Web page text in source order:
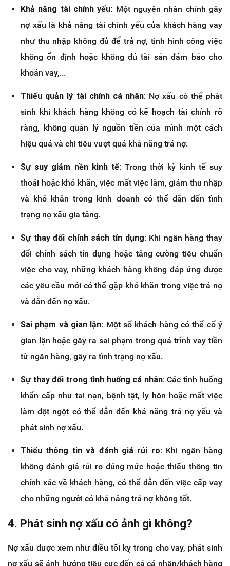
Khả năng tài chính yếu: Một nguyên nhân chính gây
nợ xấu là khả năng tài chính yếu của khách hàng vay
như thu nhập không đủ để trả nợ, tình hình công việc
không ổn định hoặc không đủ tài sản đảm bảo cho
khoản vay,...
Thiếu quản lý tài chính cá nhân: Nợ xấu có thể phát
sinh khi khách hàng không có kế hoạch tài chính rõ
ràng, không quản lý nguồn tiền của mình một cách
hiệu quả và chi tiêu vượt quá khả năng trả nợ.
Sự suy giảm nền kinh tế:Trong thời kỳ kinh tế suy
thoái hoặc khó khăn, việc mất việc làm, giảm thu nhập
và khó khăn trong kinh doanh có thể dẫn đến tình
trạng nợ xấu gia tăng.
Sự thay đổi chính sách tín dụng:Khi ngân hàng thay
đổi chính sách tín dụng hoặc tăng cường tiêu chuẩn
việc cho vay, những khách hàng không đáp ứng được
các yêu cầu mới có thể gặp khó khăn trong việc trả nợ
và dẫn đến nợ xấu.
Sai phạm và gian lận: Một số khách hàng có thể cố ý
gian lận hoặc gây ra sai phạm trong quá trình vay tiền
từ ngân hàng, gây ra tình trạng nợ xấu.
Sự thay đổi trong tình huống cá nhân:Các tình huống
khẩn cấp như tai nạn, bệnh tật, ly hôn hoặc mất việc
làm đột ngột có thể dẫn đến khả năng trả nợ yếu và
phát sinh nợ xấu.
Thiếu thông tin và đánh giá rủi ro: Khi ngân hàng
không đánh giá rủi ro đúng mức hoặc thiếu thông tin
chính xác về khách hàng, có thể dẫn đến việc cấp vay
cho những người có khả năng trả nợ không tốt.
4. Phát sinh nợ xấu có ảnh gì không?
Nợ xấu được xem như điều tối kỵ trong cho vay, phát sinh
nợ xấu sẽ ảnh hưởng tiêu cực đến cả cá nhân/khách hàng